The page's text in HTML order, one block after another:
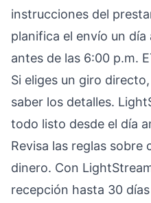
instrucciones del
planifica el envío un
antes de las 6:00 p.m.
Si eliges un giro
saber los detalles.
todo listo desde el día
Revisa las reglas sobre
dinero. Con
recepción hasta 30